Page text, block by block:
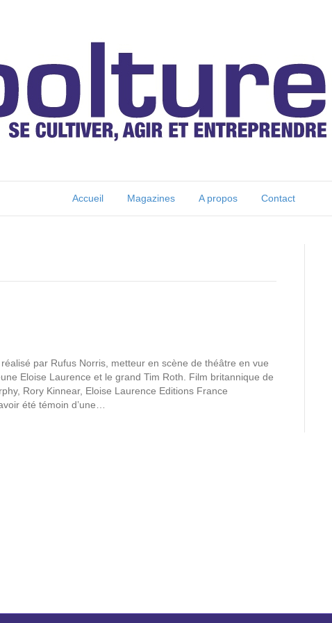
Accueil Magazines A propos Contact
par Rufus Norris, metteur en scène de théâtre en vue
Eloise Laurence et le grand Tim Roth. Film britannique de
Rory Kinnear, Eloise Laurence Editions France
été témoin d’une…